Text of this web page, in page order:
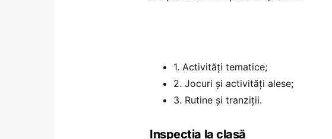
1. Activităţi tematice;
2. Jocuri şi activități alese;
3. Rutine și tranziții.
Inspecția la clasă